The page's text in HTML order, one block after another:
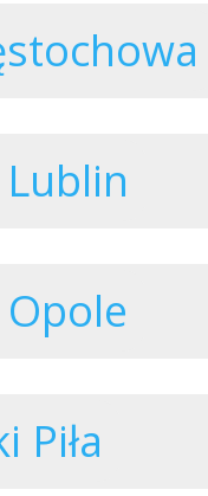
Piła